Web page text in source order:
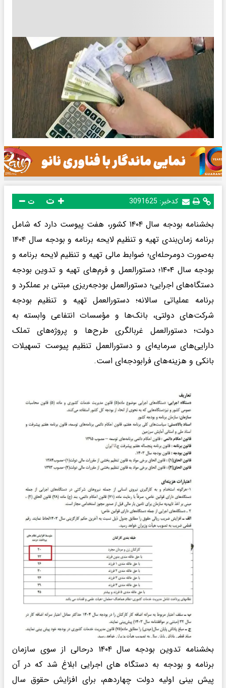
کدخبر: 3091625 ت
بخشنامه بودجه سال ۱۴۰۴ کشور، هفت پیوست دارد که شامل
برنامه زمان‌بندی تهیه و تنظیم لایحه برنامه و بودجه سال ۱۴۰۴
به‌صورت دومرحله‌ای؛ ضوابط مالی تهیه و تنظیم لایحه برنامه و
بودجه سال ۱۴۰۴؛ دستورالعمل و فرم‌های تهیه و تدوین بودجه
دستگاه‌های اجرایی؛ دستورالعمل بودجه‌ریزی مبتنی بر عملکرد و
برنامه عملیاتی سالانه؛ دستورالعمل تهیه و تنظیم بودجه
شرکت‌های دولتی، بانک‌ها و مؤسسات انتفاعی وابسته به
دولت؛ دستورالعمل غربالگری طرح‌ها و پروژه‌های تملک
دارایی‌های سرمایه‌ای و دستورالعمل تنظیم پیوست تسهیلات
بانکی و هزینه‌های فرابودجه‌ای است.
بخشنامه تدوین بودجه سال ۱۴۰۴ درحالی از سوی سازمان
برنامه و بودجه به دستگاه های اجرایی ابلاغ شد که در آن
پیش بینی اولیه دولت چهاردهم، برای افزایش حقوق سال